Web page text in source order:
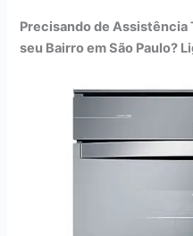
Precisando de Assistência
seu Bairro em São Paulo?